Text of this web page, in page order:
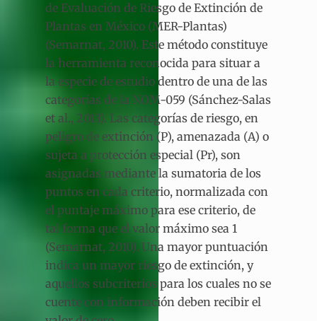
de Evaluación de Riesgo de Extinción de
Plantas en México (MER-Plantas)
(Semarnat, 2010). Este método constituye
la herramienta reconocida para situar a
la especie de estudio dentro de una de las
categorías de la NOM-059 (Sánchez-Salas
et al., 2013). Las categorías de riesgo, en
peligro de extinción (P), amenazada (A) o
sujeta a protección especial (Pr), son
asignadas mediante la sumatoria de los
puntos en cada criterio, normalizada con
el puntaje máximo para ese criterio, de
tal forma que el valor máximo sea 1
(Semarnat, 2010). Una mayor puntuación
indica un mayor riesgo de extinción, y
aquellos subcriterios para los cuales no se
cuente con información deben recibir el